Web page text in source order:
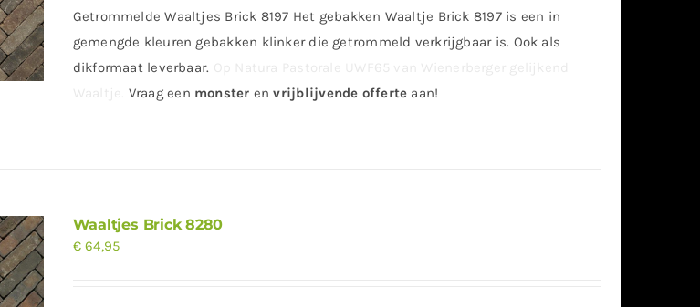
Getrommelde Waaltjes Brick 8197 Het gebakken Waaltje Brick 8197 is een in
gemengde kleuren gebakken klinker die getrommeld verkrijgbaar is. Ook als
dikformaat leverbaar.
Vraag een monster en vrijblijvende offerte aan!
Waaltjes Brick 8280
€64,95